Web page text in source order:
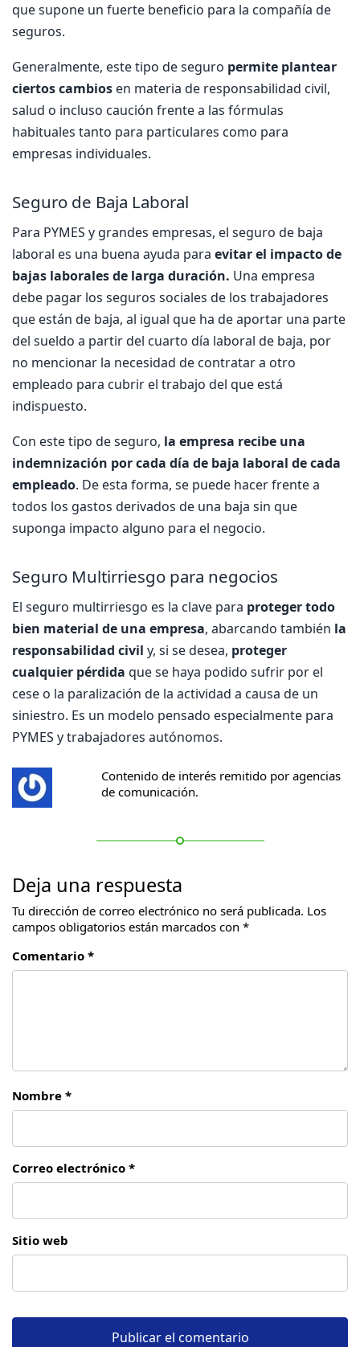
que supone un fuerte beneficio para la compañía de
seguros.
Generalmente, este tipo de seguro permite plantear
ciertos cambios en materia de responsabilidad civil,
salud o incluso caución frente a las fórmulas
habituales tanto para particulares como para
empresas individuales.
Seguro de Baja Laboral
Para PYMES y grandes empresas, el seguro de baja
laboral es una buena ayuda para evitar el impacto de
bajas laborales de larga duración. Una empresa
debe pagar los seguros sociales de los trabajadores
que están de baja, al igual que ha de aportar una parte
del sueldo a partir del cuarto día laboral de baja, por
no mencionar la necesidad de contratar a otro
empleado para cubrir el trabajo del que está
indispuesto.
Con este tipo de seguro, la empresa recibe una
indemnización por cada día de baja laboral de cada
empleado. De esta forma, se puede hacer frente a
todos los gastos derivados de una baja sin que
suponga impacto alguno para el negocio.
Seguro Multirriesgo para negocios
El seguro multirriesgo es la clave para proteger todo
bien material de una empresa, abarcando también la
responsabilidad civil y, si se desea, proteger
cualquier pérdida que se haya podido sufrir por el
cese o la paralización de la actividad a causa de un
siniestro. Es un modelo pensado especialmente para
PYMES y trabajadores autónomos.
Contenido de interés remitido por agencias
de comunicación.
Deja una respuesta
Tu dirección de correo electrónico no será publicada. Los
campos obligatorios están marcados con *
Comentario *
Nombre *
Correo electrónico *
Sitio web